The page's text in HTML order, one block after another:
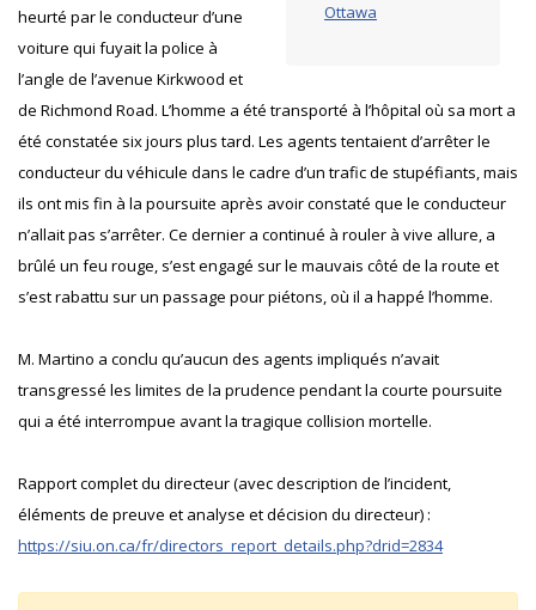
Ottawa
heurté par le conducteur d’une
voiture qui fuyait la police à
l’angle de l’avenue Kirkwood et
de Richmond Road. L’homme a été transporté à l’hôpital où sa mort a
été constatée six jours plus tard. Les agents tentaient d’arrêter le
conducteur du véhicule dans le cadre d’un trafic de stupéfiants, mais
ils ont mis fin à la poursuite après avoir constaté que le conducteur
n’allait pas s’arrêter. Ce dernier a continué à rouler à vive allure, a
brûlé un feu rouge, s’est engagé sur le mauvais côté de la route et
s’est rabattu sur un passage pour piétons, où il a happé l’homme.
M. Martino a conclu qu’aucun des agents impliqués n’avait
transgressé les limites de la prudence pendant la courte poursuite
qui a été interrompue avant la tragique collision mortelle.
Rapport complet du directeur (avec description de l’incident,
éléments de preuve et analyse et décision du directeur) :
https://siu.on.ca/fr/directors_report_details.php?drid=2834